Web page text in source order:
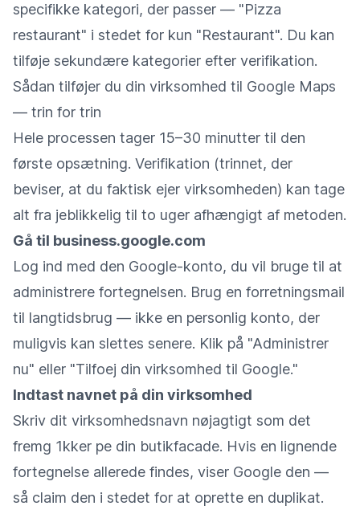
specifikke kategori, der passer — "Pizza
restaurant" i stedet for kun "Restaurant". Du kan
tilføje sekundære kategorier efter verifikation.
Sådan tilføjer du din virksomhed til Google Maps
— trin for trin
Hele processen tager 15–30 minutter til den
første opsætning. Verifikation (trinnet, der
beviser, at du faktisk ejer virksomheden) kan tage
alt fra jeblikkelig til to uger afhængigt af metoden.
Gå til business.google.com
Log ind med den Google-konto, du vil bruge til at
administrere fortegnelsen. Brug en forretningsmail
til langtidsbrug — ikke en personlig konto, der
muligvis kan slettes senere. Klik på "Administrer
nu" eller "Tilfoej din virksomhed til Google."
Indtast navnet på din virksomhed
Skriv dit virksomhedsnavn nøjagtigt som det
fremg 1kker pe din butikfacade. Hvis en lignende
fortegnelse allerede findes, viser Google den —
så claim den i stedet for at oprette en duplikat.